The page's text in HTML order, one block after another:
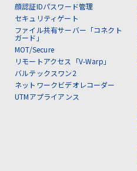
顔認証IDパスワード管理
セキュリティゲート
ファイル共有サーバー「コネクト
ガード」
MOT/Secure
リモートアクセス「V-Warp」
バルテックスワン2
ネットワークビデオレコーダー
UTMアプライアンス